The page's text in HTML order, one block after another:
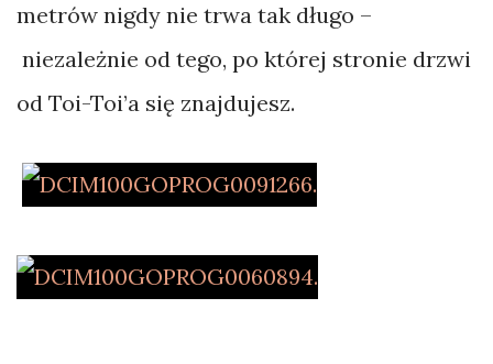
metrów nigdy nie trwa tak długo –
niezależnie od tego, po której stronie drzwi
od Toi-Toi’a się znajdujesz.